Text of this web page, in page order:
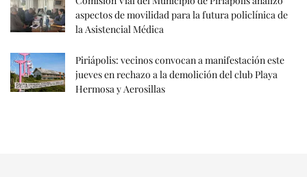
aspectos de movilidad para la futura policlínica de
la Asistencial Médica
Piriápolis: vecinos convocan a manifestación este
jueves en rechazo a la demolición del club Playa
Hermosa y Aerosillas